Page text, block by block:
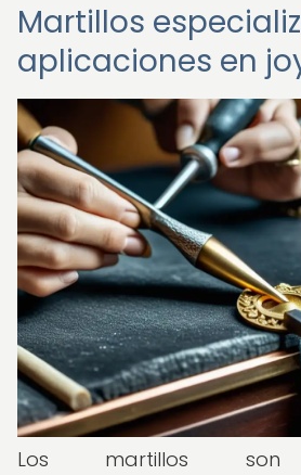
Martillos
aplicaciones en
Los martillos son